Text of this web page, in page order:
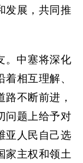
发展，共同推
。中塞将深化
相互理解、
不断前进，
问题上给予对
亚人民自己选
家主权和领土